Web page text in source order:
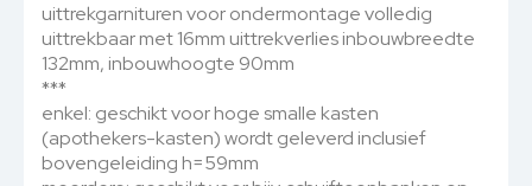
uittrekgarnituren voor ondermontage volledig
uittrekbaar met 16mm uittrekverlies inbouwbreedte
132mm, inbouwhoogte 90mm
***
enkel: geschikt voor hoge smalle kasten
(apothekers-kasten) wordt geleverd inclusief
bovengeleiding h=59mm